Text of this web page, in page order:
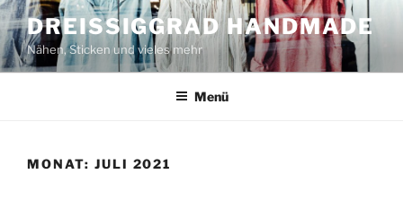
Zum
Inhalt
springen
DREISSIGGRAD HANDMADE
Nähen, Sticken und vieles mehr
Menü
MONAT: JULI 2021